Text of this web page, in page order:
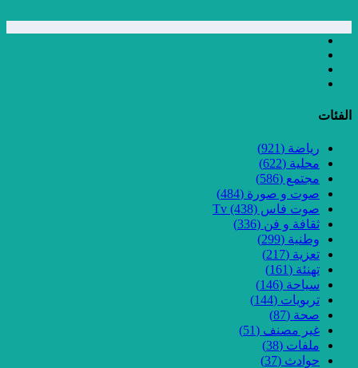
الفئات
رياضة (921)
محلية (622)
مجتمع (586)
صوت و صورة (484)
صوت فاس Tv (438)
ثقافة و فن (336)
وطنية (299)
تعزية (217)
تهنئة (161)
سياحة (146)
تربويات (144)
صحة (87)
غير مصنف (51)
ملفات (38)
حوادث (37)